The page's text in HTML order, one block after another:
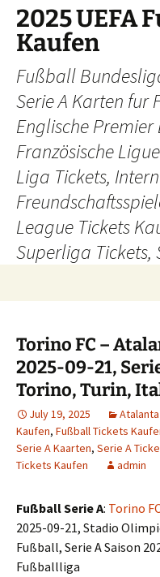
Skip
content
2025 UEFA
Kaufen
Fußball
Serie A Karten fur
Englische
Französische
Liga Tickets,
League Tickets
Superliga Tickets,
Torino FC –
2025-09-21,
Torino, Turin,
July 19, 2025
Kaufen, Fußball Tickets
Serie A Kaarten, Serie A
Tickets Kaufen
admin
Fußball Serie A: Torino
2025-09-21, Stadio
Fußball, Serie A Saison
Fußballliga